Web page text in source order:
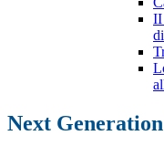
II
Next